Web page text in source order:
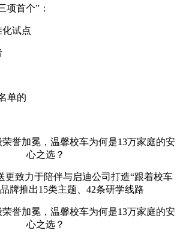
项首个”：
试点
单的
更致力于陪伴与启迪公司打造“跟着校车
牌推出15类主题、42条研学线路